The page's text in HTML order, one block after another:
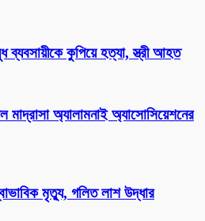
ব্যবসায়ীকে কুপিয়ে হত্যা, স্ত্রী আহত
অ্যালামনাই অ্যাসোসিয়েশনের
মৃত্যু, গলিত লাশ উদ্ধার